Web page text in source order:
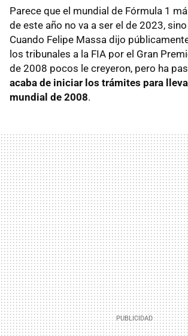
Parece que el mundial de Fórmula 1
de este año no va a ser el de 2023,
Cuando Felipe Massa dijo
los tribunales a la FIA por el Gran
de 2008 pocos le creyeron, pero ha
acaba de iniciar los trámites para
mundial de 2008.